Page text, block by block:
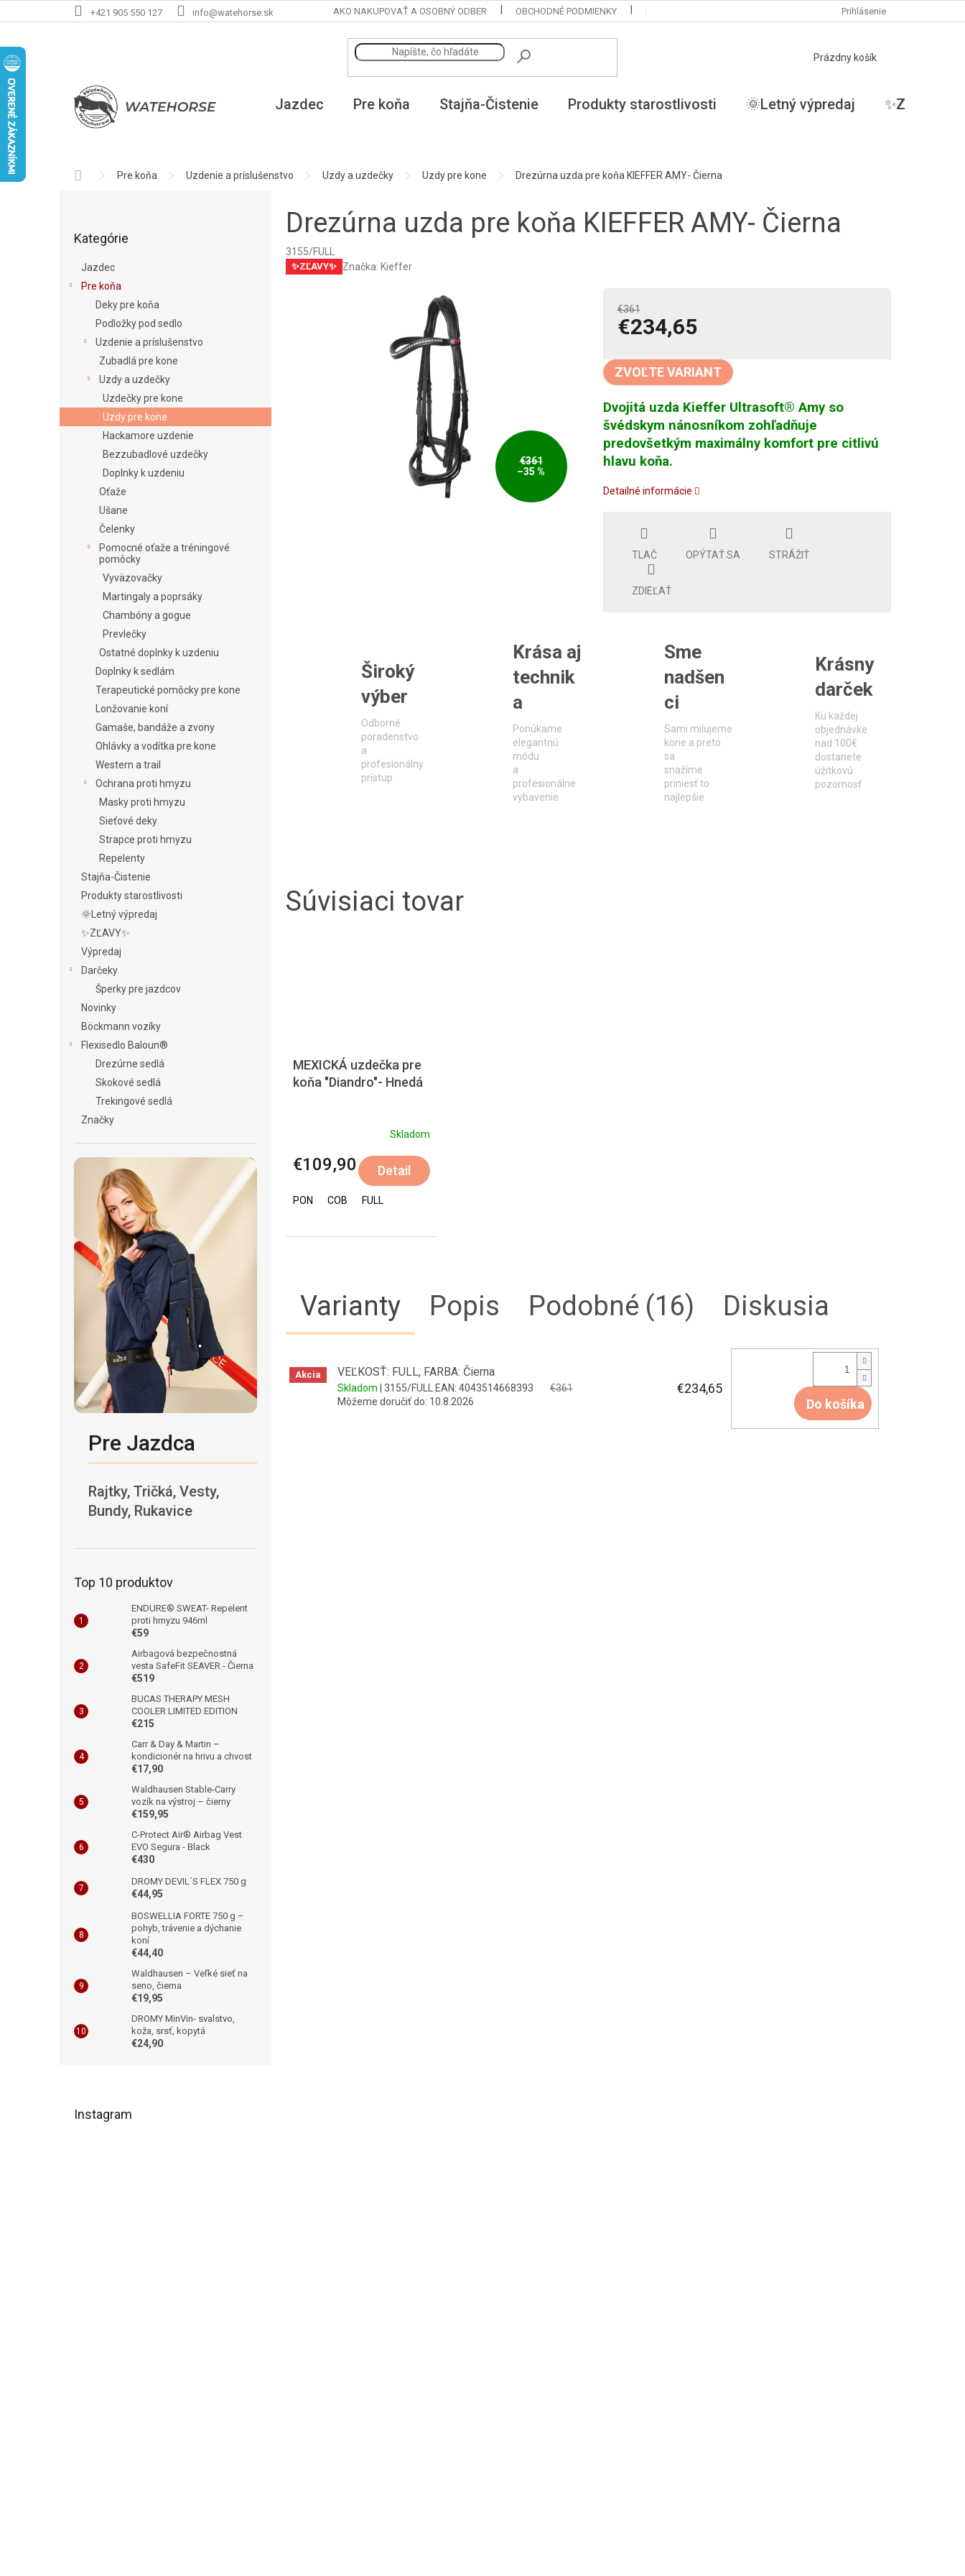
na
+421 905 550 127 info@watehorse.sk AKO NAKUPOVAŤ A OSOBNÝ ODBER OBCHODNÉ PODMIENKY PODMIENKY OCHRANY OSOBNÝCH ÚDAJOV MOJA OBJEDNÁVKA
Prihlásenie
NÁKUPNÝ
Prázdny košík
Jazdec Pre koňa Stajňa-Čistenie Produkty starostlivosti 🌞Letný výpredaj ✨ZĽAVY✨
DomovPre koňa Uzdenie a príslušenstvo Uzdy a uzdečky Uzdy pre kone Drezúrna uzda pre koňa KIEFFER AMY- Čierna
kategórie
Kategórie
Jazdec
Pre koňa
Deky pre koňa
Podložky pod sedlo
Uzdenie a príslušenstvo
Zubadlá pre kone
Uzdy a uzdečky
Uzdečky pre kone
Uzdy pre kone
Hackamore uzdenie
Bezzubadlové uzdečky
Doplnky k uzdeniu
Oťaže
Ušane
Čelenky
Pomocné oťaže a tréningové
pomôcky
Vyväzovačky
Martingaly a poprsáky
Chambóny a gogue
Prevlečky
Ostatné doplnky k uzdeniu
Doplnky k sedlám
Terapeutické pomôcky pre kone
Lonžovanie koní
Gamaše, bandáže a zvony
Ohlávky a vodítka pre kone
Western a trail
Ochrana proti hmyzu
Masky proti hmyzu
Sieťové deky
Strapce proti hmyzu
Repelenty
Stajňa-Čistenie
Produkty starostlivosti
🌞Letný výpredaj
✨ZĽAVY✨
Výpredaj
Darčeky
Šperky pre jazdcov
Novinky
Böckmann vozíky
Flexisedlo Baloun®
Drezúrne sedlá
Skokové sedlá
Trekingové sedlá
Značky
Pre Jazdca
Rajtky, Tričká, Vesty,
Bundy, Rukavice
Top 10 produktov
ENDURE® SWEAT- Repelent
proti hmyzu 946ml
€59
Airbagová bezpečnostná
vesta SafeFit SEAVER - Čierna
€519
BUCAS THERAPY MESH
COOLER LIMITED EDITION
€215
Carr & Day & Martin –
kondicionér na hrivu a chvost
€17,90
Waldhausen Stable-Carry
vozík na výstroj – čierny
€159,95
C-Protect Air® Airbag Vest
EVO Segura - Black
€430
DROMY DEVIL´S FLEX 750 g
€44,95
BOSWELLIA FORTE 750 g –
pohyb, trávenie a dýchanie
koní
€44,40
Waldhausen – Veľké sieť na
seno, čierna
€19,95
DROMY MinVin- svalstvo,
koža, srsť, kopytá
€24,90
Drezúrna uzda pre koňa KIEFFER AMY- Čierna
3155/FULL
✨ZĽAVY✨ Značka: Kieffer
€361
–35 %
€361
€234,65
cena:
ZVOĽTE VARIANT
Dvojitá uzda Kieffer Ultrasoft® Amy so
švédskym nánosníkom zohľadňuje
predovšetkým maximálny komfort pre citlivú
hlavu koňa.
Detailné informácie
TLAČ OPÝTAŤ SA STRÁŽIŤ
ZDIEĽAŤ
Široký
výber
Odborné
poradenstvo
a
profesionálny
prístup
Krása aj
technik
a
Ponúkame
elegantnú
módu
a
profesionálne
vybavenie
Sme
nadšen
ci
Sami milujeme
kone a preto
sa
snažíme
priniesť to
najlepšie
Krásny
darček
Ku každej
objednávke
nad 100€
dostanete
úžitkovú
pozornosť
Súvisiaci tovar
MEXICKÁ uzdečka pre
koňa "Diandro"- Hnedá
Skladom
€109,90 Detail
PON COB FULL
Varianty Popis Podobné (16) Diskusia
Akcia VEĽKOSŤ: FULL, FARBA: Čierna
Skladom | 3155/FULL EAN: 4043514668393
Môžeme doručiť do: 10.8.2026
€361
€234,65
Do košíka
Instagram